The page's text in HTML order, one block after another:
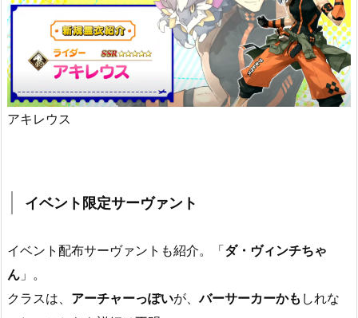
アキレウス
イベント限定サーヴァント
イベント配布サーヴァントも紹介。「ダ・ヴィンチちゃ
ん 」。
クラスは、 アーチャーっぽいが、バーサーカーかも しれな